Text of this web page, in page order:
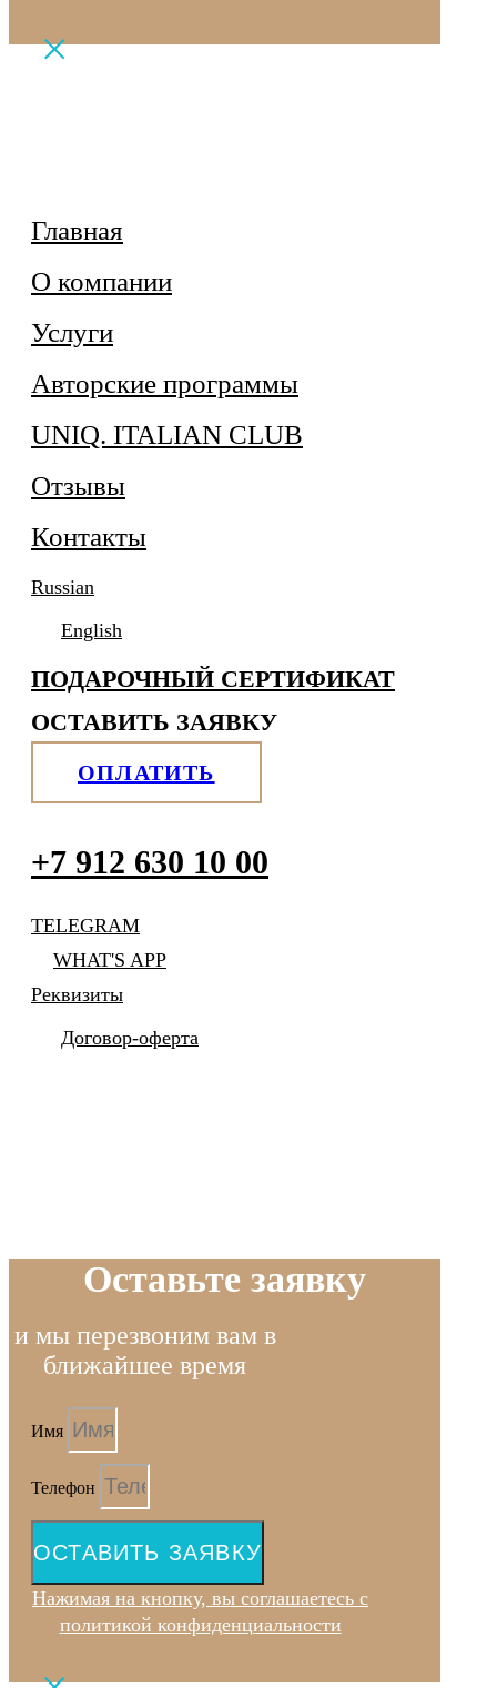
Главная
О компании
Услуги
Авторские программы
UNIQ. ITALIAN CLUB
Отзывы
Контакты
Russian
English
ПОДАРОЧНЫЙ СЕРТИФИКАТ
ОСТАВИТЬ ЗАЯВКУ
ОПЛАТИТЬ
+7 912 630 10 00
TELEGRAM
WHAT'S APP
Реквизиты
Договор-оферта
Оставьте заявку
и мы перезвоним вам в
ближайшее время
Имя
Телефон
ОСТАВИТЬ ЗАЯВКУ
Нажимая на кнопку, вы соглашаетесь с
политикой конфиденциальности